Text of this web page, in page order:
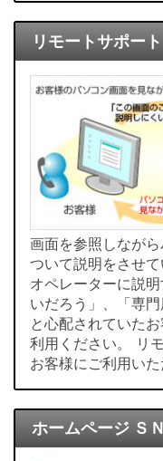
リモートサポート
画面を参照しなが
ついて説明をさせ
オペレーターに説
いだろう」、「専
と心配されていた
利用ください。 リ
お客様にご利用いた
ホームページ Ｓ